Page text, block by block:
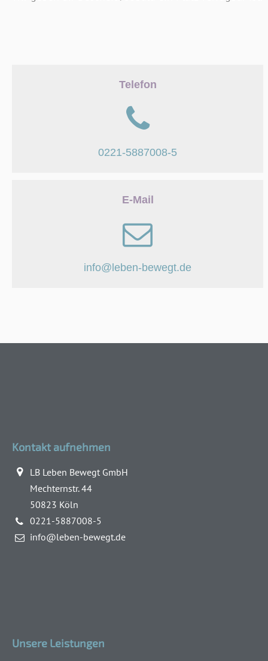
Telefon
0221-5887008-5
E-Mail
info@leben-bewegt.de
Kontakt aufnehmen
LB Leben Bewegt GmbH
Mechternstr. 44
50823 Köln
0221-5887008-5
info@leben-bewegt.de
Unsere Leistungen